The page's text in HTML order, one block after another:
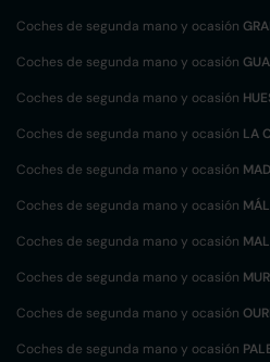
Coches de segunda mano y ocasión
Coches de segunda mano y ocasión
Coches de segunda mano y ocasión
Coches de segunda mano y ocasión LA
Coches de segunda mano y ocasión
Coches de segunda mano y ocasión
Coches de segunda mano y ocasión
Coches de segunda mano y ocasión
Coches de segunda mano y ocasión
Coches de segunda mano y ocasión